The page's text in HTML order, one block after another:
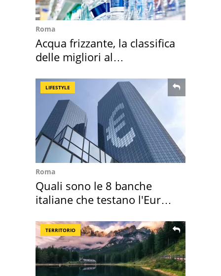
Roma
Acqua frizzante, la classifica
delle migliori al
LIFESTYLE
Roma
Quali sono le 8 banche
italiane che testano l'Euro
TERRITORIO